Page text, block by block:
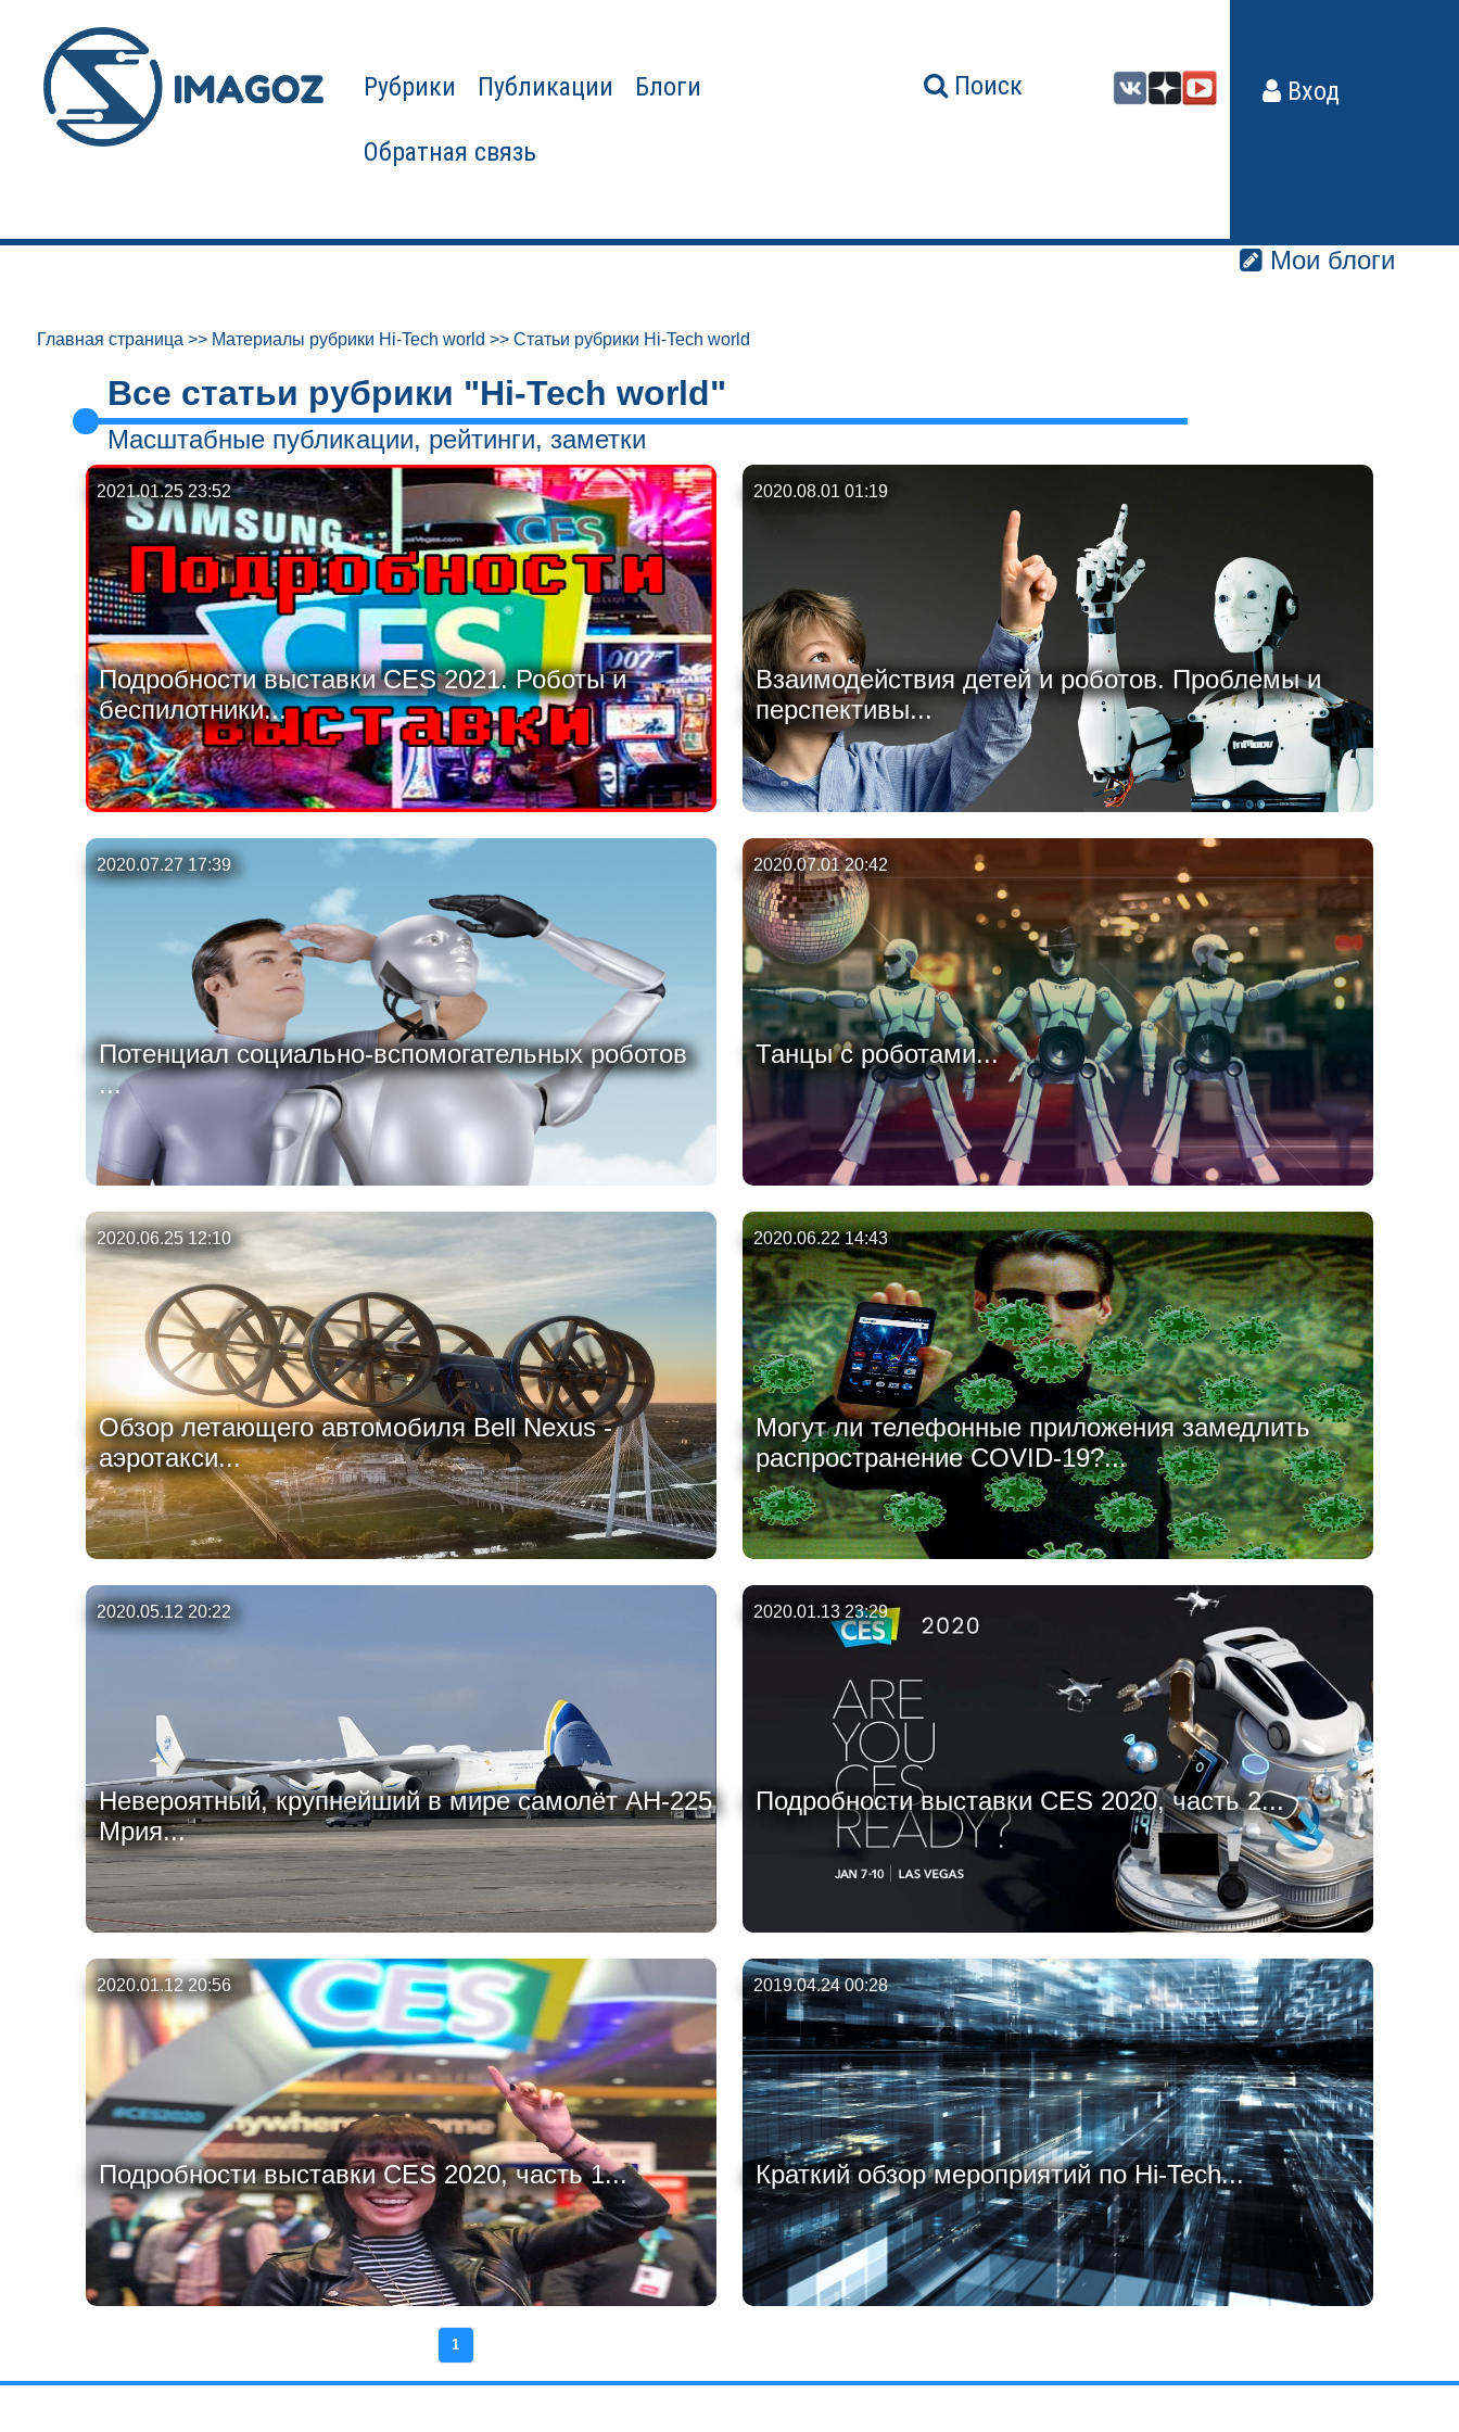
Рубрики Публикации Блоги
Обратная связь
Поиск Вход
Мои блоги
Главная страница >> Материалы рубрики Hi-Tech world >> Статьи рубрики Hi-Tech world
Все статьи рубрики "Hi-Tech world"
Масштабные публикации, рейтинги, заметки
2021.01.25 23:52
Подробности выставки CES 2021. Роботы и
беспилотники...
2020.08.01 01:19
Взаимодействия детей и роботов. Проблемы и
перспективы...
2020.07.27 17:39
Потенциал социально-вспомогательных роботов
...
2020.07.01 20:42
Танцы с роботами...
2020.06.25 12:10
Обзор летающего автомобиля Bell Nexus -
аэротакси...
2020.06.22 14:43
Могут ли телефонные приложения замедлить
распространение COVID-19?...
2020.05.12 20:22
Невероятный, крупнейший в мире самолёт АН-225
Мрия...
2020.01.13 23:29
Подробности выставки CES 2020, часть 2...
2020.01.12 20:56
Подробности выставки CES 2020, часть 1...
2019.04.24 00:28
Краткий обзор мероприятий по Hi-Tech...
1